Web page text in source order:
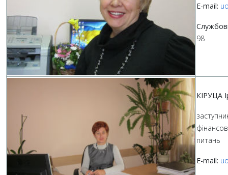
E-mail:
98
КІРУЦА
питань
E-mail: